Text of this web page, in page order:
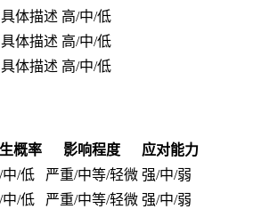
具体描述 高/中/低
具体描述 高/中/低
具体描述 高/中/低
概率 影响程度
应对能力
中/低 严重/中等/轻微 强/中/弱
中/低 严重/中等/轻微 强/中/弱